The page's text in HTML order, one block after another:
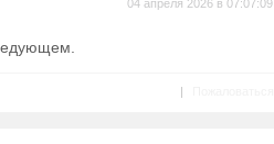
04 апреля 2026 в 07:07:09
|